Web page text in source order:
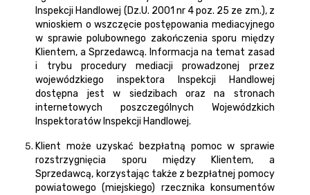
Inspekcji Handlowej (Dz.U. 2001 nr 4 poz. 25 ze zm.), z
wnioskiem o wszczęcie postępowania mediacyjnego
w sprawie polubownego zakończenia sporu między
Klientem, a Sprzedawcą. Informacja na temat zasad
i trybu procedury mediacji prowadzonej przez
wojewódzkiego inspektora Inspekcji Handlowej
dostępna jest w siedzibach oraz na stronach
internetowych poszczególnych Wojewódzkich
Inspektoratów Inspekcji Handlowej.
Klient może uzyskać bezpłatną pomoc w sprawie
rozstrzygnięcia sporu między Klientem, a
Sprzedawcą, korzystając także z bezpłatnej pomocy
powiatowego (miejskiego) rzecznika konsumentów